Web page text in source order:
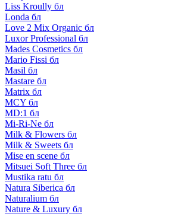
Liss Kroully бл
Londa бл
Love 2 Mix Organic бл
Luxor Professional бл
Mades Cosmetics бл
Mario Fissi бл
Masil бл
Mastare бл
Matrix бл
MCY бл
MD:1 бл
Mi-Ri-Ne бл
Milk & Flowers бл
Milk & Sweets бл
Mise en scene бл
Mitsuei Soft Three бл
Mustika ratu бл
Natura Siberica бл
Naturalium бл
Nature & Luxury бл